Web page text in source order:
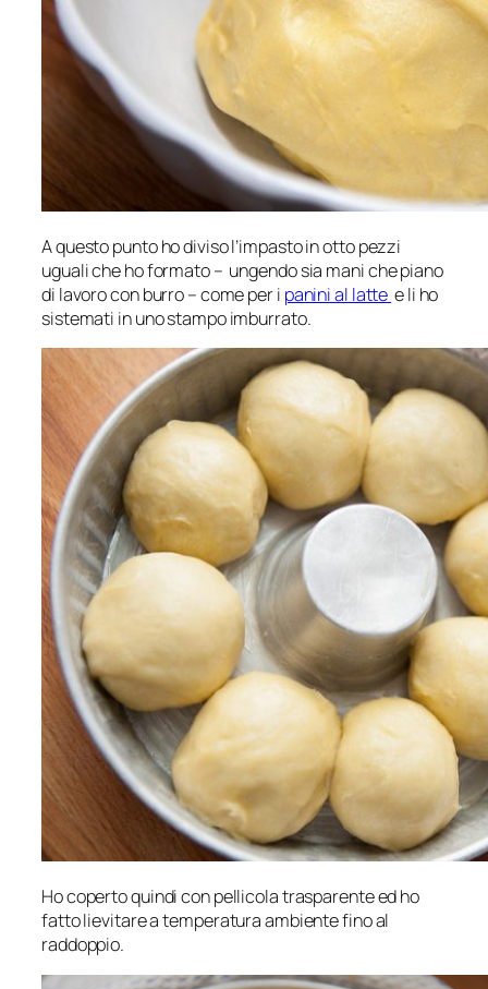
A questo punto ho diviso l’impasto in otto pezzi
uguali che ho formato – ungendo sia mani che piano
di lavoro con burro – come per i panini al latte e li ho
sistemati in uno stampo imburrato.
Ho coperto quindi con pellicola trasparente ed ho
fatto lievitare a temperatura ambiente fino al
raddoppio.